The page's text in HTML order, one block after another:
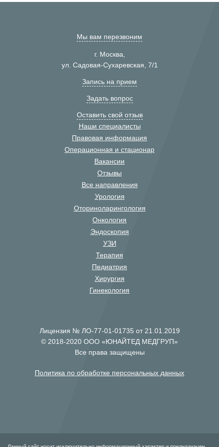
Мы вам перезвоним
г. Москва,
ул. Садовая-Сухаревская, 7/1
Запись на прием
Задать вопрос
Оставить свой отзыв
Наши специалисты
Правовая информация
Операционная и стационар
Вакансии
Отзывы
Все направления
Урология
Оториноларингология
Онкология
Эндоскопия
УЗИ
Терапия
Педиатрия
Хирургия
Гинекология
Лицензия № ЛО-77-01-01735 от 21.01.2019
© 2018-2020 ООО «ЮНАЙТЕД МЕДГРУП»
Все права защищены
Политика по обработке персональных данных